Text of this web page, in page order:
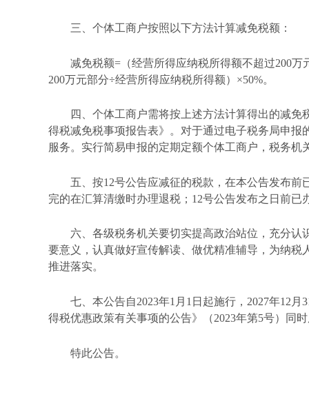
三、个体工商户按照以下方法计算减免税额：
减免税额=（经营所得应纳税所得额不超过200
200万元部分÷经营所得应纳税所得额）×50%。
四、个体工商户需将按上述方法计算得出的减免
得税减免税事项报告表》。对于通过电子税务局申
服务。实行简易申报的定期定额个体工商户，税务机
五、按12号公告应减征的税款，在本公告发布
完的在汇算清缴时办理退税；12号公告发布之日前已
六、各级税务机关要切实提高政治站位，充分
要意义，认真做好宣传解读、做优精准辅导，为纳
推进落实。
七、本公告自2023年1月1日起施行，2027年12
得税优惠政策有关事项的公告》（2023年第5号）同
特此公告。